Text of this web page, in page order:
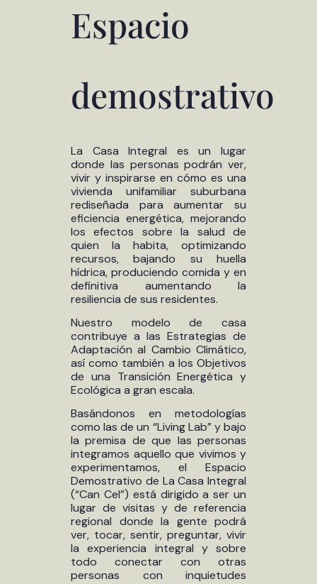
Espacio
demostrativo
La Casa Integral es un lugar
donde las personas podrán ver,
vivir y inspirarse en cómo es una
vivienda unifamiliar suburbana
rediseñada para aumentar su
eficiencia energética, mejorando
los efectos sobre la salud de
quien la habita, optimizando
recursos, bajando su huella
hídrica, produciendo comida y en
definitiva aumentando la
resiliencia de sus residentes.
Nuestro modelo de casa
contribuye a las Estrategias de
Adaptación al Cambio Climático,
así como también a los Objetivos
de una Transición Energética y
Ecológica a gran escala.
Basándonos en metodologías
como las de un “Living Lab” y bajo
la premisa de que las personas
integramos aquello que vivimos y
experimentamos, el Espacio
Demostrativo de La Casa Integral
(“Can Cel”) está dirigido a ser un
lugar de visitas y de referencia
regional donde la gente podrá
ver, tocar, sentir, preguntar, vivir
la experiencia integral y sobre
todo conectar con otras
personas con inquietudes